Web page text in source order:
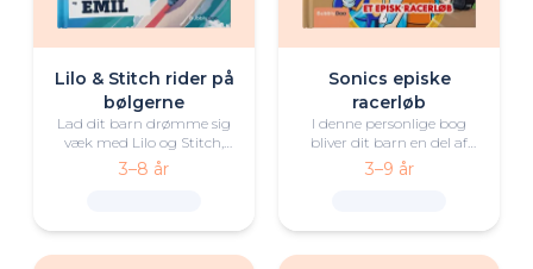
Lilo & Stitch rider på
bølgerne
Lad dit barn drømme sig
væk med Lilo og Stitch,
opdage betydningen af
'ohana og ride på
3–8 år
Sonics episke
racerløb
I denne personlige bog
bliver dit barn en del af
Team Sonic i et
spændende kapløb mod
3–9 år